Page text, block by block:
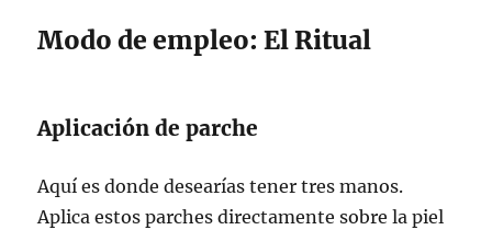
Modo de empleo: El Ritual
Aplicación de parche
Aquí es donde desearías tener tres manos.
Aplica estos parches directamente sobre la piel